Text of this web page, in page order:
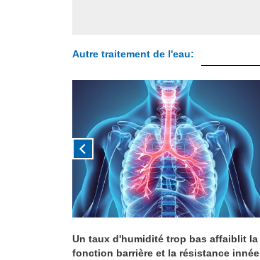
Autre traitement de l'eau:
Un taux d'humidité trop bas affaiblit la
fonction barrière et la résistance innée